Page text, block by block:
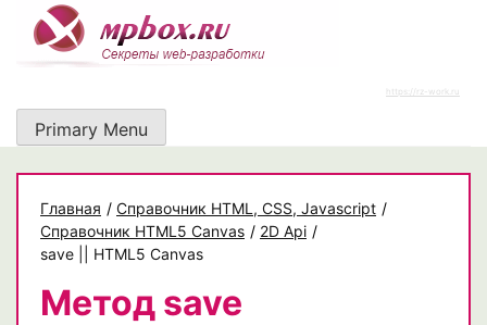
content
https://rz-work.ru
Primary Menu
Главная / Cправочник HTML, CSS, Javascript /
Справочник HTML5 Canvas / 2D Api /
save || HTML5 Canvas
Метод save